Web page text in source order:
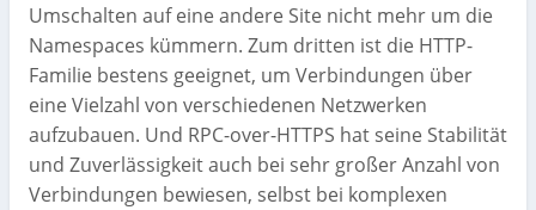
Umschalten auf eine andere Site nicht mehr um die
Namespaces kümmern. Zum dritten ist die HTTP-
Familie bestens geeignet, um Verbindungen über
eine Vielzahl von verschiedenen Netzwerken
aufzubauen. Und RPC-over-HTTPS hat seine Stabilität
und Zuverlässigkeit auch bei sehr großer Anzahl von
Verbindungen bewiesen, selbst bei komplexen